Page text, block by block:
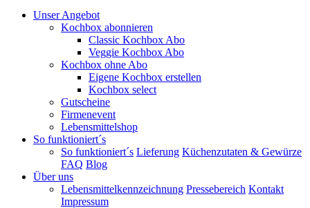
Unser Angebot
Kochbox abonnieren
Classic Kochbox Abo
Veggie Kochbox Abo
Kochbox ohne Abo
Eigene Kochbox erstellen
Kochbox select
Gutscheine
Firmenevent
Lebensmittelshop
So funktioniert´s
So funktioniert´s Lieferung Küchenzutaten & Gewürze
FAQ Blog
Über uns
Lebensmittelkennzeichnung Pressebereich Kontakt
Impressum